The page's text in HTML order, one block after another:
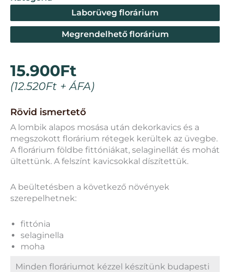
Laborüveg florárium
Megrendelhető florárium
15.900Ft
(12.520Ft + ÁFA)
Rövid ismertető
A lombik alapos mosása után dekorkavics és a
megszokott florárium rétegek kerültek az üvegbe.
A florárium földbe fittóniákat, selaginellát és mohát
ültettünk. A felszínt kavicsokkal díszítettük.
A beültetésben a következő növények
szerepelhetnek:
fittónia
selaginella
moha
Minden floráriumot kézzel készítünk budapesti